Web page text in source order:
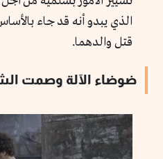
الذي يبدو أنه قد جاء
قتل والدهما.
ضوضاء الآلة وصمت